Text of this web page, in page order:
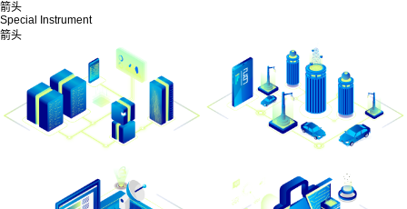
箭头
Special Instrument
箭头